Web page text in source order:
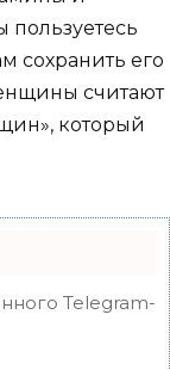
пользуетесь
сохранить его
считают
который
Telegram-